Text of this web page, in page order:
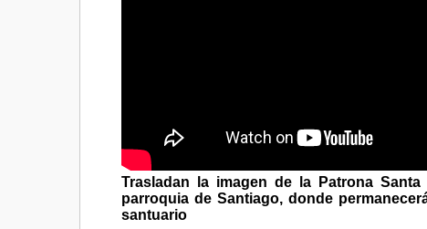
Trasladan la imagen de la Patrona
parroquia de Santiago, donde
santuario